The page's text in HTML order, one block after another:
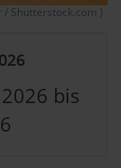
Shutterstock.com )
bis